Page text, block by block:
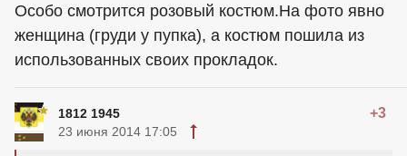
Особо смотрится розовый костюм.На фото явно
женщина (груди у пупка), а костюм пошила из
использованных своих прокладок.
1812 1945 +3
23 июня 2014 17:05